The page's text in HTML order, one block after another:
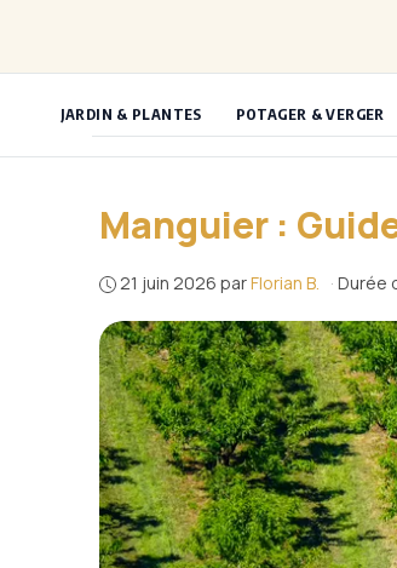
contenu
JARDIN & PLANTES POTAGER & VERGER
Manguier :
21 juin 2026 parFlorian B. · Durée